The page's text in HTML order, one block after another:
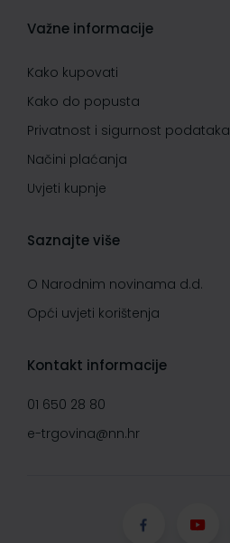
Važne informacije
Kako kupovati
Kako do popusta
Privatnost i sigurnost podataka
Načini plaćanja
Uvjeti kupnje
Saznajte više
O Narodnim novinama d.d.
Opći uvjeti korištenja
Kontakt informacije
01 650 28 80
e-trgovina@nn.hr